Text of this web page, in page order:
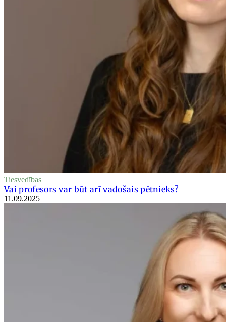
Tiesvedības
Vai profesors var būt arī vadošais pētnieks?
11.09.2025